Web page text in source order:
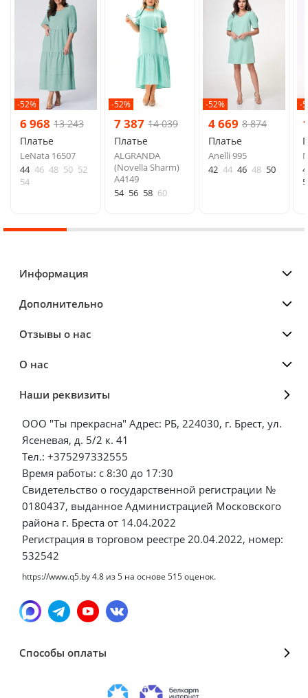
-52%
6 968 13 243
Платье
LeNata 16507
44 46 48 50 52
54
-52%
7 387 14 039
Платье
ALGRANDA
(Novella Sharm)
A4149
54 56 58 60
-52%
4 669 8 874
Платье
Anelli 995
42 44 46 48 50
-
Информация
Дополнительно
Отзывы о нас
О нас
Наши реквизиты
ООО "Ты прекрасна" Адрес: РБ, 224030, г. Брест, ул.
Ясеневая, д. 5/2 к. 41
Тел.: +375297332555
Время работы: с 8:30 до 17:30
Свидетельство о государственной регистрации №
0180437, выданное Администрацией Московского
района г. Бреста от 14.04.2022
Регистрация в торговом реестре 20.04.2022, номер:
532542
https://www.q5.by4.8 из5 на основе 515оценок.
Способы оплаты